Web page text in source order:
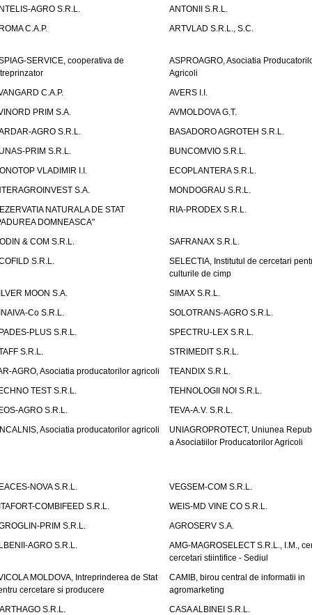
AGRO S.R.L.
ANTONII S.R.L.
C.A.P.
ARTVLAD S.R.L., S.C.
SERVICE, cooperativa de
ASPROAGRO, Asociatia
Agricoli
C.A.P.
AVERS I.I.
PRIM S.A.
AVMOLDOVA G.T.
AGRO S.R.L.
BASADORO AGROTEH S.R.L.
PRIM S.R.L.
BUNCOMVIO S.R.L.
VLADIMIR I.I.
ECOPLANTERA S.R.L.
S.A.
MONDOGRAU S.R.L.
NATURALA DE STAT
DOMNEASCA"
RIA-PRODEX S.R.L.
& COM S.R.L.
SAFRANAX S.R.L.
S.R.L.
SELECTIA, Institutul de cercetari
culturile de cimp
MOON S.A.
SIMAX S.R.L.
Co S.R.L.
SOLOTRANS-AGRO S.R.L.
PLUS S.R.L.
SPECTRU-LEX S.R.L.
S.R.L.
STRIMEDIT S.R.L.
AGRO, Asociatia producatorilor agricoli
TEANDIX S.R.L.
TEST S.R.L.
TEHNOLOGII NOI S.R.L.
AGRO S.R.L.
TEVA-A.V. S.R.L.
Asociatia producatorilor agricoli
UNIAGROPROTECT, Uniunea
a Asociatiilor Producatorilor Agricoli
NOVA S.R.L.
VEGSEM-COM S.R.L.
COMBIFEED S.R.L.
WEIS-MD VINE CO S.R.L.
PRIM S.R.L.
AGROSERV S.A.
AGRO S.R.L.
AMG-MAGROSELECT S.R.L., I.M.,
cercetari stiintifice - Sediul
MOLDOVA, Intreprinderea de Stat
cercetare si producere
CAMIB, birou central de informatii in
agromarketing
S.R.L.
CASA ALBINEI S.R.L.